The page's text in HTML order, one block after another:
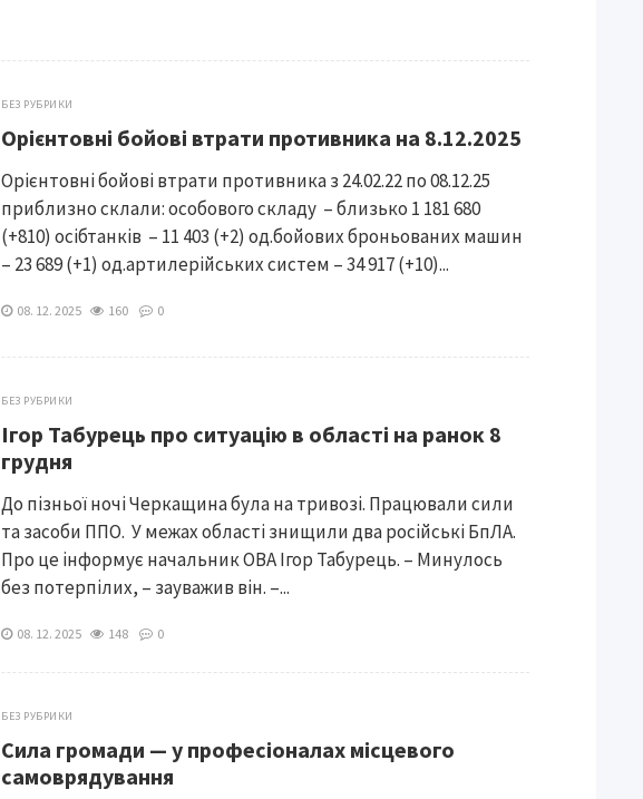
БЕЗ РУБРИКИ
Орієнтовні бойові втрати противника на 8.12.2025
Орієнтовні бойові втрати противника з 24.02.22 по 08.12.25
приблизно склали: особового складу – близько 1 181 680
(+810) осібтанків – 11 403 (+2) од.бойових броньованих машин
– 23 689 (+1) од.артилерійських систем – 34 917 (+10)...
08. 12. 2025 160 0
БЕЗ РУБРИКИ
Ігор Табурець про ситуацію в області на ранок 8
грудня
До пізньої ночі Черкащина була на тривозі. Працювали сили
та засоби ППО. У межах області знищили два російські БпЛА.
Про це інформує начальник ОВА Ігор Табурець. – Минулось
без потерпілих, – зауважив він. –...
08. 12. 2025 148 0
БЕЗ РУБРИКИ
Сила громади — у професіоналах місцевого
самоврядування